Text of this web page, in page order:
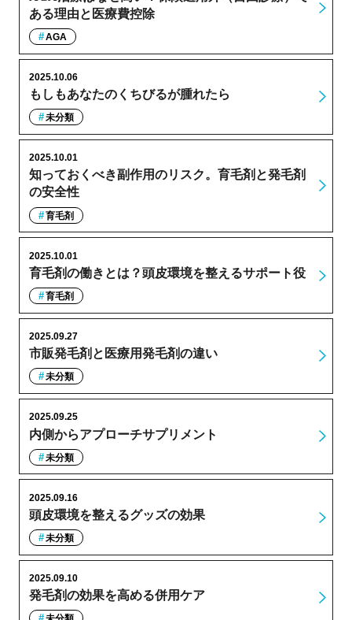
ある理由と医療費控除
AGA
もしもあなたのくちびるが腫れたら
2025.10.06
未分類
知っておくべき副作用のリスク。育毛剤と発毛剤
の安全性
2025.10.01
育毛剤
育毛剤の働きとは？頭皮環境を整えるサポート役
2025.10.01
育毛剤
市販発毛剤と医療用発毛剤の違い
2025.09.27
未分類
内側からアプローチサプリメント
2025.09.25
未分類
頭皮環境を整えるグッズの効果
2025.09.16
未分類
発毛剤の効果を高める併用ケア
2025.09.10